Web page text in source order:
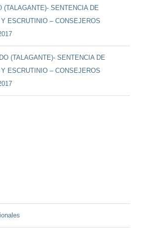
(TALAGANTE)- SENTENCIA DE
ESCRUTINIO – CONSEJEROS
(TALAGANTE)- SENTENCIA DE
ESCRUTINIO – CONSEJEROS